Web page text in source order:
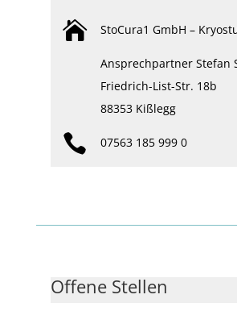
 StoCura1 GmbH –
Ansprechpartner Stefan
Friedrich-List-Str. 18b
88353 Kißlegg
 07563 185 999 0
Offene Stellen